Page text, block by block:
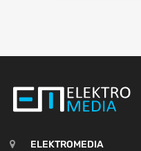
ELEKTROMEDIA